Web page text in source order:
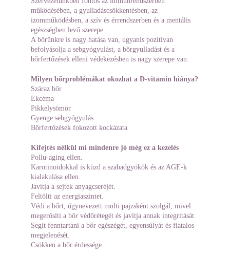
működésében, a gyulladáscsökkentésben, az
izomműködésben, a szív és érrendszerben és a mentális
egészségben levő szerepe.
A bőrünkre is nagy hatása van, ugyanis pozitívan
befolyásolja a sebgyógyulást, a bőrgyulladást és a
bőrfertőzések elleni védekezésben is nagy szerepe van.
Milyen bőrproblémákat okozhat a D-vitamin hiánya?
Száraz bőr
Ekcéma
Pikkelysömör
Gyenge sebgyógyulás
Bőrfertőzések fokozott kockázata
Kifejtés nélkül mi mindenre jó még ez a kezelés
Pollu-aging ellen.
Karotinoidokkal is küzd a szabadgyökök és az AGE-k
kialakulása ellen.
Javítja a sejtek anyagcseréjét.
Feltölti az energiaszintet.
Védi a bőrt, úgynevezett multi pajzsként szolgál, mivel
megerősíti a bőr védőrétegét és javítja annak integritását.
Segít fenntartani a bőr egészégét, egyensúlyát és fiatalos
megjelenését.
Csökken a bőr érdessége.